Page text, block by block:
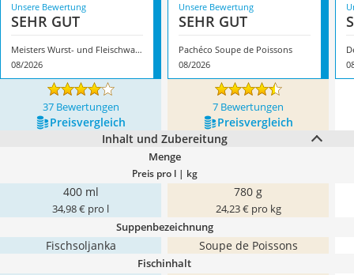
Unsere Bewertung
SEHR GUT
Meisters Wurst- und Fleischwaren Bautzen Fischsoljanka
08/2026
Unsere Bewertung
SEHR GUT
Pachéco Soupe de Poissons
08/2026
37 Bewertungen 7 Bewertungen
Preis­vergleich
Preis­vergleich
Inhalt und Zubereitung
Menge
Preis pro l | kg
400 ml
34,98 € pro l
780 g
24,23 € pro kg
Suppenbezeichnung
Fischsoljanka Soupe de Poissons
Fischinhalt